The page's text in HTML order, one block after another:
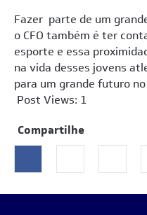
Fazer parte de um
o CFO também é ter
esporte e essa
na vida desses jovens
para um grande futuro
Post Views: 1
Compartilhe